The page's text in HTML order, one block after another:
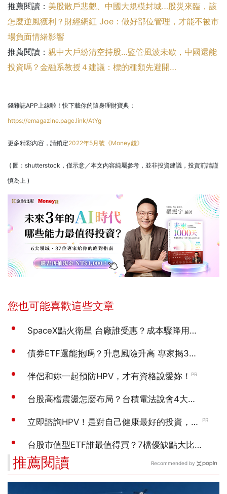
推薦閱讀： 美股散戶悲觀、中國大規模封城…股災來臨，該
怎麼逆風獲利？財經網紅 Joe：做好部位管理，才能不被市
場負面情緒影響
推薦閱讀： 親中大戶紛清空持股…監管風波未歇，中國還能
投資嗎？金融系教授４建議：標的種類先避開…
錢雜誌APP上線啦！快下載你的隨身理財寶典：
https://emagazine.page.link/AtYg
更多精彩內容，請鎖定2022年5月號《Money錢》
( 圖：shutterstock，僅示意／本文內容純屬參考，並非投資建議，投資前請謹
慎為上 )
推薦閱讀 Recommended by